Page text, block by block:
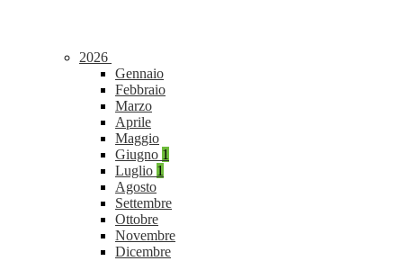
2026
Gennaio
Febbraio
Marzo
Aprile
Maggio
Giugno 1
Luglio 1
Agosto
Settembre
Ottobre
Novembre
Dicembre